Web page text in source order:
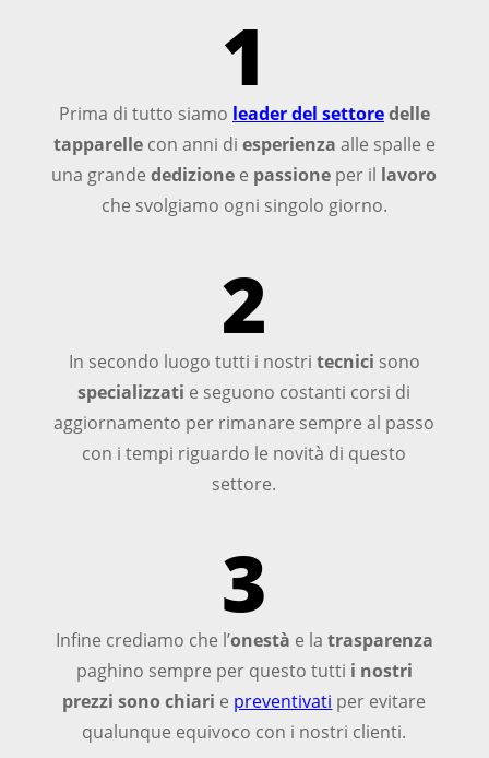
1
Prima di tutto siamo leader del settoredelle
tapparellecon anni di esperienza alle spalle e
una grandededizione e passione per il lavoro
che svolgiamo ogni singolo giorno.
2
In secondo luogo tutti i nostri tecnici sono
specializzati e seguono costanti corsi di
aggiornamento per rimanare sempre al passo
con i tempi riguardo le novità di questo
settore.
3
Infine crediamo che l’onestà e la trasparenza
paghino sempre per questo tutti i nostri
prezzi sono chiari e preventivati per evitare
qualunque equivoco con i nostri clienti.